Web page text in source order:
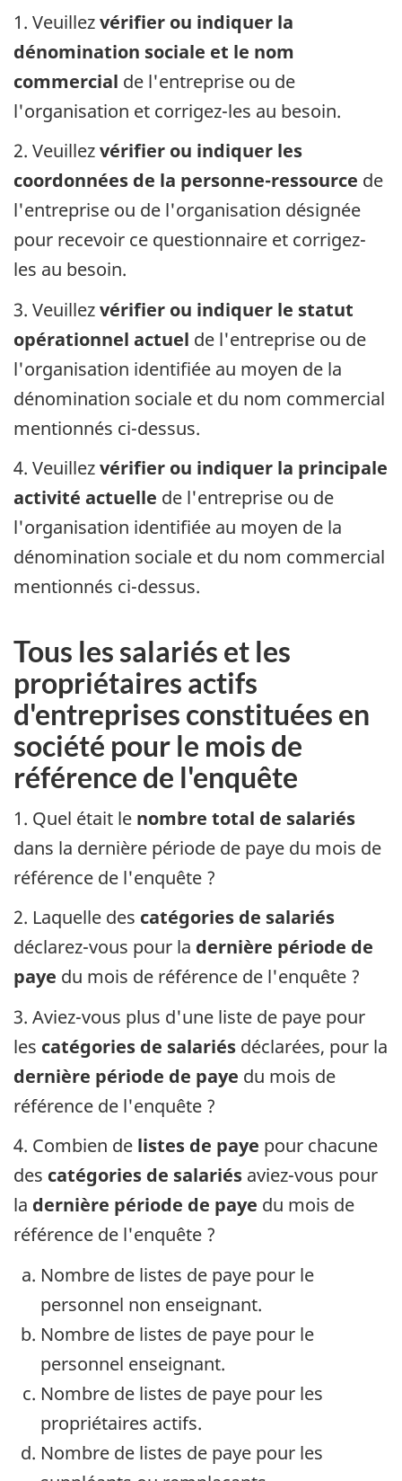
1. Veuillezvérifier ou indiquer la
dénomination sociale et le nom
commercial de l'entreprise ou de
l'organisation et corrigez-les au besoin.
2. Veuillezvérifier ou indiquer les
coordonnées de la personne-ressource de
l'entreprise ou de l'organisation désignée
pour recevoir ce questionnaire et corrigez-
les au besoin.
3. Veuillezvérifier ou indiquer le statut
opérationnel actuel de l'entreprise ou de
l'organisation identifiée au moyen de la
dénomination sociale et du nom commercial
mentionnés ci-dessus.
4. Veuillezvérifier ou indiquer la principale
activité actuelle de l'entreprise ou de
l'organisation identifiée au moyen de la
dénomination sociale et du nom commercial
mentionnés ci-dessus.
Tous les salariés et les
propriétaires actifs
d'entreprises constituées en
société pour le mois de
référence de l'enquête
1. Quel était le nombre total de salariés
dans la dernière période de paye du mois de
référence de l'enquête ?
2. Laquelle des catégories de salariés
déclarez-vous pour la dernière période de
paye du mois de référence de l'enquête ?
3. Aviez-vous plus d'une liste de paye pour
les catégories de salariés déclarées, pour la
dernière période de paye du mois de
référence de l'enquête ?
4. Combien de listes de paye pour chacune
des catégories de salariés aviez-vous pour
la dernière période de paye du mois de
référence de l'enquête ?
Nombre de listes de paye pour le
personnel non enseignant.
Nombre de listes de paye pour le
personnel enseignant.
Nombre de listes de paye pour les
propriétaires actifs.
Nombre de listes de paye pour les